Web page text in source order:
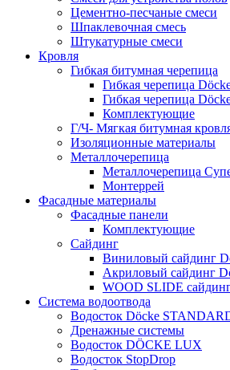
Цементно-песчаные смеси
Шпаклевочная смесь
Штукатурные смеси
Кровля
Гибкая битумная черепица
Гибкая черепица
Гибкая черепица
Комплектующие
Г/Ч- Мягкая битумная
Изоляционные материалы
Металлочерепица
Металлочерепица
Монтеррей
Фасадные материалы
Фасадные панели
Комплектующие
Сайдинг
Виниловый сайдинг
Акриловый сайдинг
WOOD SLIDE
Система водоотвода
Водосток Döcke
Дренажные системы
Водосток DÖCKE LUX
Водосток StopDrop